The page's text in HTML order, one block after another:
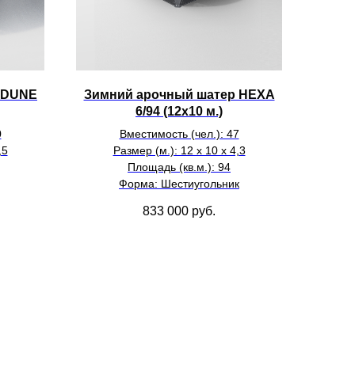
Зимний арочный шатер HEXA
6/94 (12х10 м.)
Вместимость (чел.): 47
Размер (м.): 12 х 10 х 4,3
Площадь (кв.м.): 94
Форма: Шестиугольник
833 000 руб.